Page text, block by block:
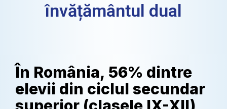
învățământul dual
În România, 56% dintre
elevii din ciclul secundar